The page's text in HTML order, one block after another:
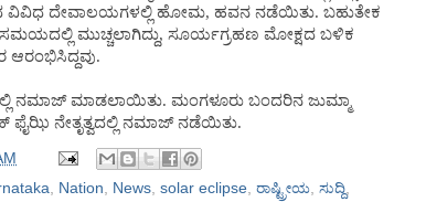
ವಿವಿಧ ದೇವಾಲಯಗಳಲ್ಲಿ ಹೋಮ, ಹವನ ನಡೆಯಿತು. ಬಹುತೇಕ
ಮುಚ್ಚಲಾಗಿದ್ದು, ಸೂರ್ಯಗ್ರಹಣ ಮೋಕ್ಷದ ಬಳಿಕ
ಆರಂಭಿಸಿದ್ದವು.
ನಮಾಜ್ ಮಾಡಲಾಯಿತು. ಮಂಗಳೂರು ಬಂದರಿನ ಜುಮ್ಮಾ
ಫೈಝಿ ನೇತೃತ್ವದಲ್ಲಿ ನಮಾಜ್ ನಡೆಯಿತು.
, Nation, News, solar eclipse, ರಾಷ್ಟ್ರೀಯ, ಸುದ್ದಿ,